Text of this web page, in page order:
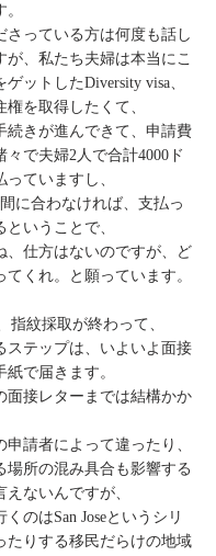
さっている方は何度も話し
が、私たち夫婦は本当にこ
ットしたDiversity visa、
を取得したくて、
続きが進んできて、申請費
々で夫婦2人で合計4000ド
ていますし、
に合わなければ、支払っ
いうことで、
、仕方はないのですが、ど
てくれ。と願っています。
指紋採取が終わって、
ステップは、いよいよ面接
で届きます。
面接レターまでは結構かか
請者によって違ったり、
場所の混み具合も影響する
ないんですが、
のはSan Joseというシリ
たりする移民だらけの地域